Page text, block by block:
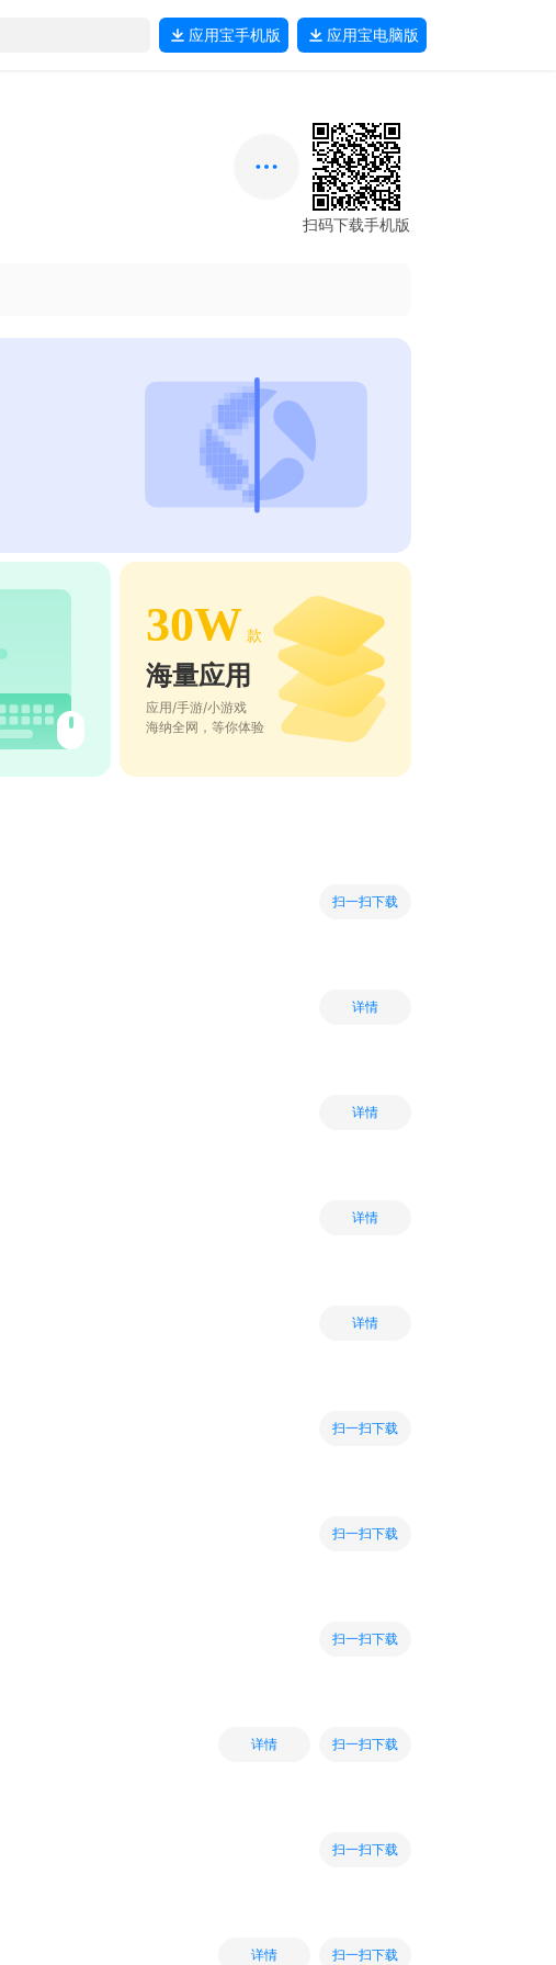
应用宝手机版 应用宝电脑版
扫码下载手机版
30W 款
海量应用
应用/手游/小游戏
海纳全网，等你体验
扫一扫下载
详情
详情
详情
详情
扫一扫下载
扫一扫下载
扫一扫下载
详情 扫一扫下载
扫一扫下载
详情 扫一扫下载